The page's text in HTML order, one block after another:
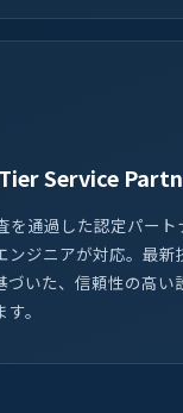
Service
を通過した認定パート
ンジニアが対応。最新
づいた、信頼性の高い
。